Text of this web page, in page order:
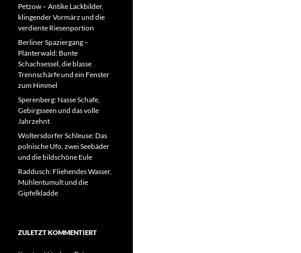
Petzow – Antike Lackbilder,
klingender Vormärz und die
verdiente Riesenportion
Berliner Spaziergang –
Plänterwald: Bunte
Schachsessel, die blasse
Trennschärfe und ein Fenster
zum Himmel
Sperenberg: Nasse Schafe,
Gebirgsseen und das volle
Jahrzehnt
Woltersdorfer Schleuse: Das
polnische Ufo, zwei Seebäder
und die bildschöne Eule
Raddusch: Fliehendes Wasser,
Mühlentumult und die
Gipfelkladde
ZULETZT KOMMENTIERT